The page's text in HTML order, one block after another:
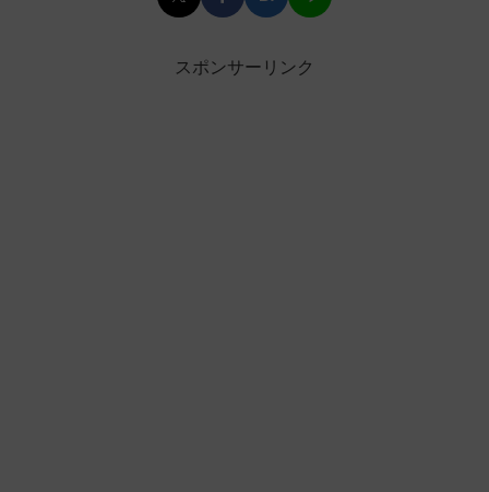
スポンサーリンク